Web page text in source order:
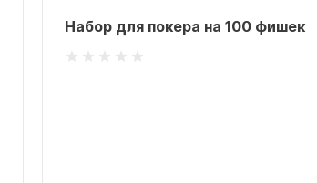
Набор для покера на 100 фишек